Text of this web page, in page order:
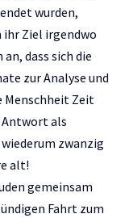
wurden,
ihr Ziel irgendwo
dass sich die
zur Analyse und
Menschheit Zeit
Antwort als
zwanzig
alt!
gemeinsam
Fahrt zum